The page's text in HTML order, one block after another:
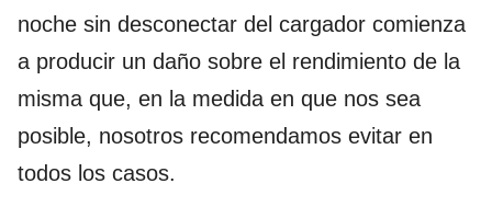
noche sin desconectar del cargador comienza
a producir un daño sobre el rendimiento de la
misma que, en la medida en que nos sea
posible, nosotros recomendamos evitar en
todos los casos.